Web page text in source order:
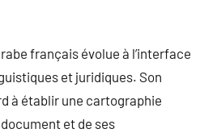
français évolue à l’interface
et juridiques. Son
à établir une cartographie
et de ses